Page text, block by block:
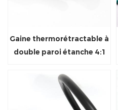
Gaine thermorétractable à
double paroi étanche 4:1